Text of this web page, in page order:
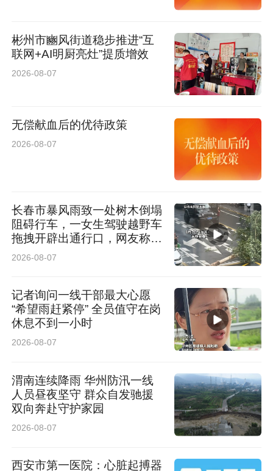
彬州市豳风街道稳步推进“互
联网+AI明厨亮灶”提质增效
2026-08-07
无偿献血后的优待政策
2026-08-07
长春市暴风雨致一处树木倒塌
阻碍行车，一女生驾驶越野车
拖拽开辟出通行口，网友称赞
女司机拖拽时放缆旗还慢速！
2026-08-07
记者询问一线干部最大心愿
“希望雨赶紧停” 全员值守在岗
休息不到一小时
2026-08-07
渭南连续降雨 华州防汛一线
人员昼夜坚守 群众自发驰援
双向奔赴守护家园
2026-08-07
西安市第一医院：心脏起搏器